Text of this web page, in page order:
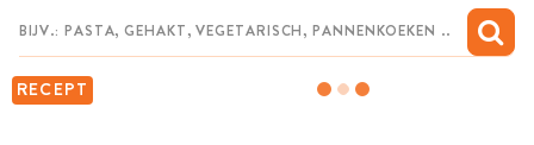
RECEPT
MIJN BEWAARDE RECEPTEN